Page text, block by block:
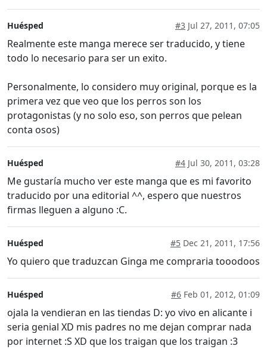
Huésped #3 Jul 27, 2011, 07:05
Realmente este manga merece ser traducido, y tiene
todo lo necesario para ser un exito.
Personalmente, lo considero muy original, porque es la
primera vez que veo que los perros son los
protagonistas (y no solo eso, son perros que pelean
conta osos)
Huésped #4 Jul 30, 2011, 03:28
Me gustaría mucho ver este manga que es mi favorito
traducido por una editorial ^^, espero que nuestros
firmas lleguen a alguno :C.
Huésped #5 Dec 21, 2011, 17:56
Yo quiero que traduzcan Ginga me compraria tooodoos
Huésped #6 Feb 01, 2012, 01:09
ojala la vendieran en las tiendas D: yo vivo en alicante i
seria genial XD mis padres no me dejan comprar nada
por internet :S XD que los traigan que los traigan :3